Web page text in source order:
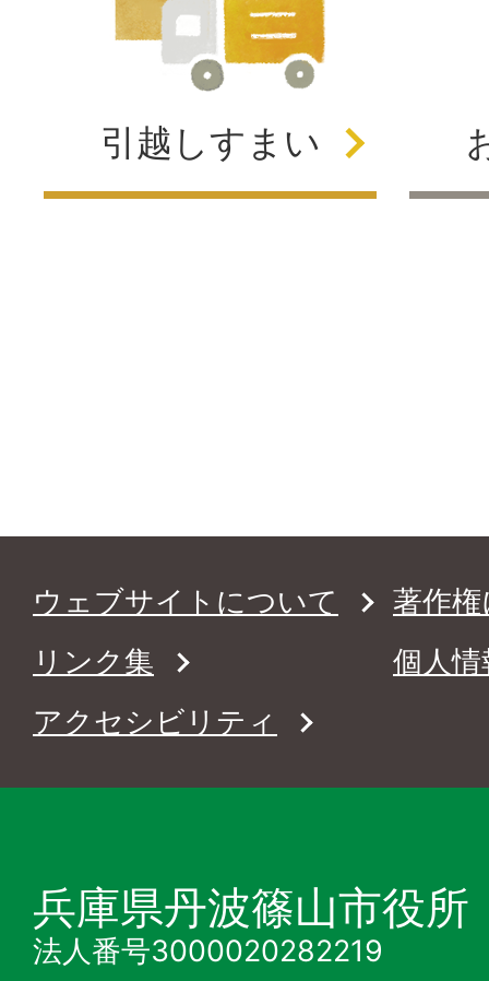
引越しすまい
ウェブサイトについて
著作
リンク集
個人
アクセシビリティ
兵庫県丹波篠山市役所
法人番号3000020282219